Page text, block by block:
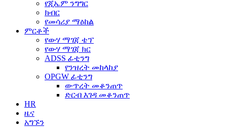
የጂኤም ንግግር
ክብር
የመሳሪያ ማዕከል
ምርቶች
የውሃ ማገጃ ቴፕ
የውሃ ማገጃ ክር
ADSS ፊቲንግ
የንዝረት መከላከያ
OPGW ፊቲንግ
ውጥረት መቆንጠጥ
ድርብ እገዳ መቆንጠጥ
HR
ዜና
አግኙን